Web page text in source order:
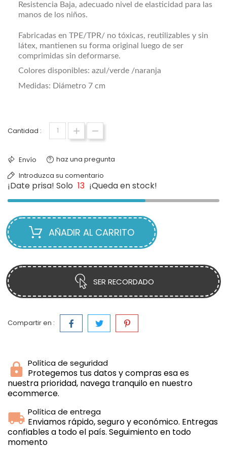
Resistencia Baja, adecuado nivel de elasticidad para las
manos de los niños.
Fabricadas en TPE/TPR/ no tóxicas, reutilizables y sin
látex, mantienen su forma original luego de ser
comprimidas sin deformarse.
Colores disponibles: azul/verde /naranja
Medidas: Diámetro 7 cm
Cantidad :
Envío
haz una pregunta
Introduzca su comentario
¡Date prisa! Solo 13 ¡Queda en stock!
AÑADIR AL CARRITO
SER RECORDADO
Compartir en :
Política de seguridad
Protegemos tus datos y compras esa es
nuestra prioridad, navega tranquilo en nuestro
ecommerce.
Política de entrega
Enviamos rápido, seguro y económico. Entregas
confiables a todo el país. Seguimiento en todo
momento